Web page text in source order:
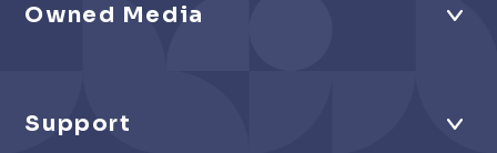
Owned Media
Support